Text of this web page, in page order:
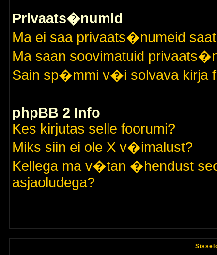
Privaats�numid
Ma ei saa privaats�numeid
Ma saan soovimatuid
Sain sp�mmi v�i solvava kirja
phpBB 2 Info
Kes kirjutas selle foorumi?
Miks siin ei ole X v�imalust?
Kellega ma v�tan �hendust
asjaoludega?